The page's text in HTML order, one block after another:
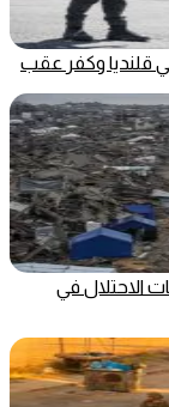
قلنديا وكفر عقب
الاحتلال في